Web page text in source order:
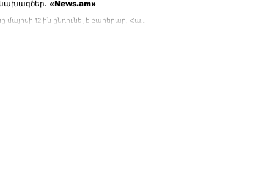
«News.am»
12-ին ընդունել է բարերար, Հայ